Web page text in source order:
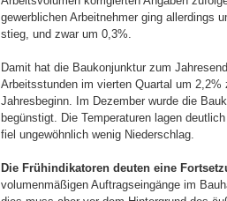
gewerblichen Arbeitnehmer ging allerdings
stieg, und zwar um 0,3%.
Damit hat die Baukonjunktur zum
Arbeitsstunden im vierten Quartal um
Jahresbeginn. Im Dezember wurde die
begünstigt. Die Temperaturen lagen
fiel ungewöhnlich wenig Niederschlag.
Die Frühindikatoren deuten eine
volumenmäßigen Auftragseingänge im